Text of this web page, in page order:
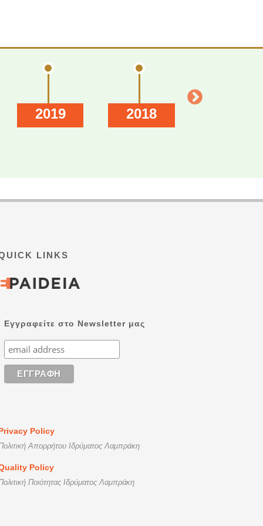
2019 2018
LINKS
Εγγραφείτε στο Newsletter μας
Policy
Απορρήτου Ιδρύματος Λαμπράκη
Policy
Ποιότητας Ιδρύματος Λαμπράκη